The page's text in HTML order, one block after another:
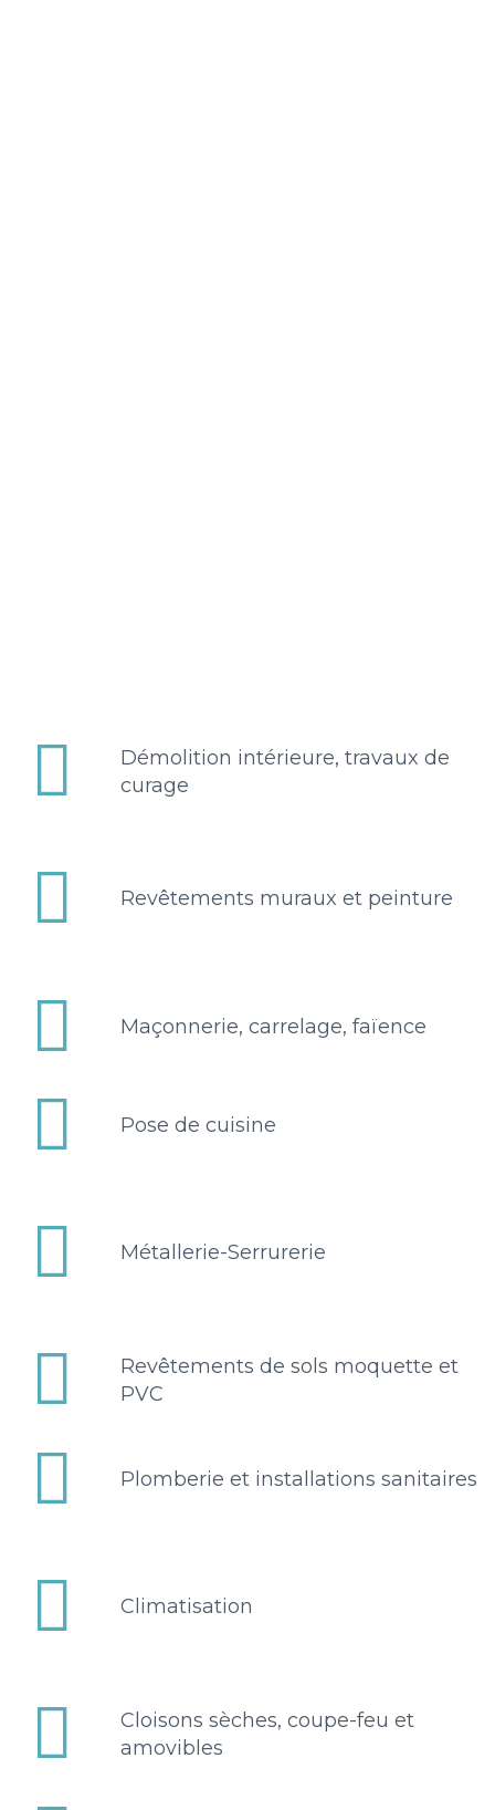


Démolition intérieure, travaux de
curage

 Revêtements muraux et peinture

 Maçonnerie, carrelage, faïence

 Pose de cuisine

 Métallerie-Serrurerie


Revêtements de sols moquette et
PVC

 Plomberie et installations sanitaires

 Climatisation


Cloisons sèches, coupe-feu et
amovibles